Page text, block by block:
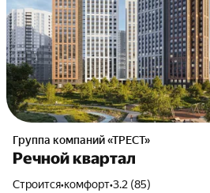
Группа компаний «ТРЕСТ»
Речной квартал
Строится•комфорт•3.2 (85)